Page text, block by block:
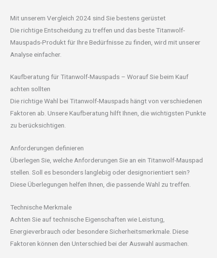
Mit unserem Vergleich 2024 sind Sie bestens gerüstet
Die richtige Entscheidung zu treffen und das beste Titanwolf-
Mauspads-Produkt für Ihre Bedürfnisse zu finden, wird mit unserer
Analyse einfacher.
Kaufberatung für Titanwolf-Mauspads – Worauf Sie beim Kauf
achten sollten
Die richtige Wahl bei Titanwolf-Mauspads hängt von verschiedenen
Faktoren ab. Unsere Kaufberatung hilft Ihnen, die wichtigsten Punkte
zu berücksichtigen.
Anforderungen definieren
Überlegen Sie, welche Anforderungen Sie an ein Titanwolf-Mauspad
stellen. Soll es besonders langlebig oder designorientiert sein?
Diese Überlegungen helfen Ihnen, die passende Wahl zu treffen.
Technische Merkmale
Achten Sie auf technische Eigenschaften wie Leistung,
Energieverbrauch oder besondere Sicherheitsmerkmale. Diese
Faktoren können den Unterschied bei der Auswahl ausmachen.